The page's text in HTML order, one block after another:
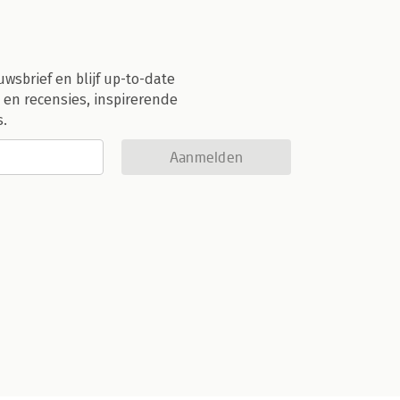
en blijf up-to-date
recensies, inspirerende
Aanmelden